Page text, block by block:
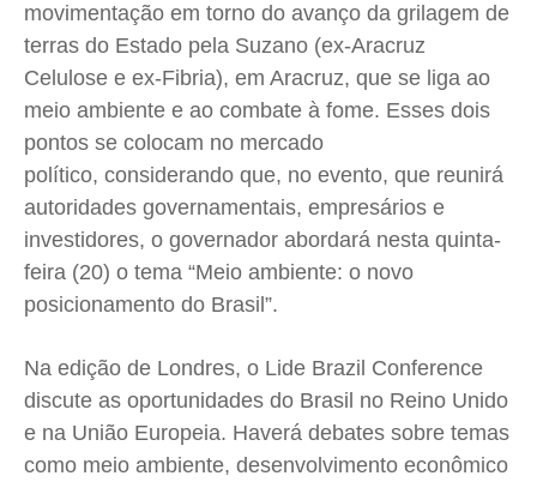
Expediente
Termos de Uso
Privacidade
Expediente
Termos de Uso
Privacidade
Expediente
Termos de Uso
Privacidade
Expediente
Termos de Uso
Privacidade
movimentação em torno do avanço da grilagem de
terras do Estado pela Suzano (ex-Aracruz
Celulose e ex-Fibria), em Aracruz, que se liga ao
meio ambiente e ao combate à fome. Esses dois
pontos se colocam no mercado
político, considerando que, no evento, que reunirá
autoridades governamentais, empresários e
investidores, o governador abordará nesta quinta-
feira (20) o tema “Meio ambiente: o novo
posicionamento do Brasil”.
Na edição de Londres, o Lide Brazil Conference
discute as oportunidades do Brasil no Reino Unido
e na União Europeia. Haverá debates sobre temas
como meio ambiente, desenvolvimento econômico